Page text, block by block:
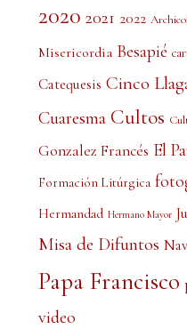
2020 2021 2022
Misericordia Besapié
Catequesis Cinco
Cuaresma Cultos
Gonzalez Francés El
Formación Litúrgica
Hermandad Hermano Mayor
Misa de Difuntos
Papa Francisco
video